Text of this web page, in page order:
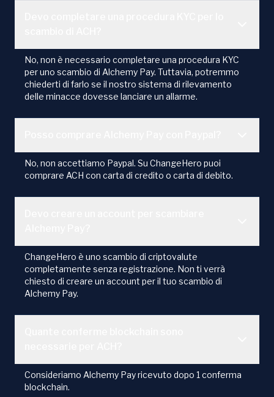
No, non è necessario completare una procedura KYC
per uno scambio di Alchemy Pay. Tuttavia, potremmo
chiederti di farlo se il nostro sistema di rilevamento
delle minacce dovesse lanciare un allarme.
No, non accettiamo Paypal. Su ChangeHero puoi
comprare ACH con carta di credito o carta di debito.
ChangeHero è uno scambio di criptovalute
completamente senza registrazione. Non ti verrà
chiesto di creare un account per il tuo scambio di
Alchemy Pay.
Consideriamo Alchemy Pay ricevuto dopo 1 conferma
blockchain.